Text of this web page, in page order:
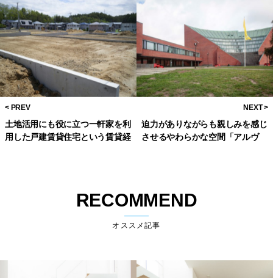
土地活用にも役に立つ一軒家を利
用した戸建賃貸住宅という賃貸経
迫力がありながらも親しみを感じ
させるやわらかな空間「アルヴ
RECOMMEND
オススメ記事